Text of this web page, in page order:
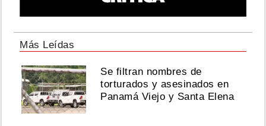
Más Leídas
Se filtran nombres de
torturados y asesinados en
Panamá Viejo y Santa Elena